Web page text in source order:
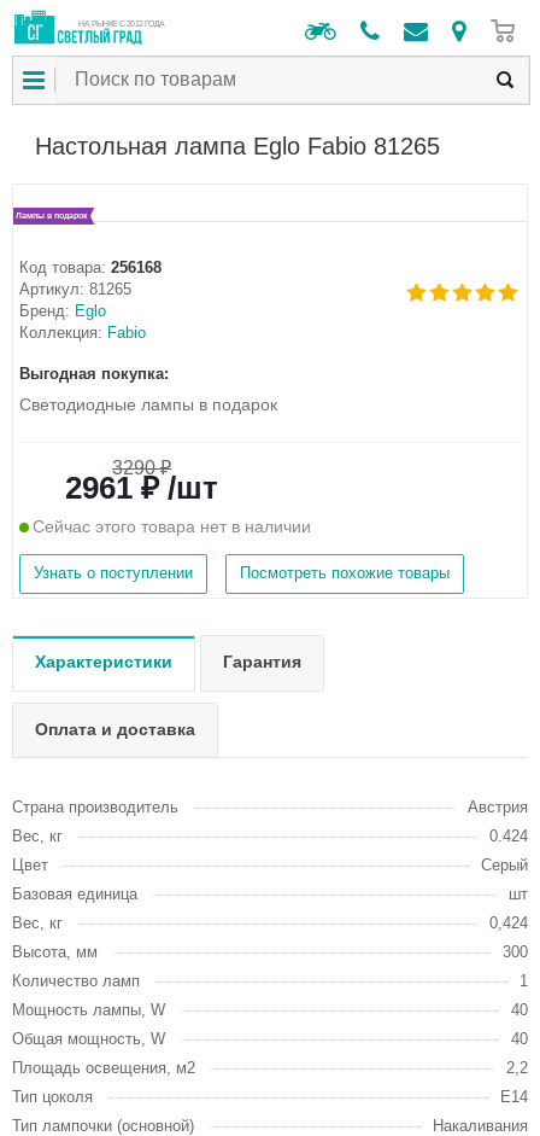
НА РЫНКЕ С 2012 ГОДА
Настольная лампа Eglo Fabio 81265
Лампы в подарок
Код товара: 256168
Артикул: 81265
Бренд: Eglo
Коллекция: Fabio
Выгодная покупка:
Светодиодные лампы в подарок
3290 ₽
2961 ₽ /шт
Сейчас этого товара нет в наличии
Узнать о поступлении Посмотреть похожие товары
Характеристики Гарантия
Оплата и доставка
Страна производитель
Австрия
Вес, кг
0.424
Цвет
Серый
Базовая единица
шт
Вес, кг
0,424
Высота, мм
300
Количество ламп
1
Мощность лампы, W
40
Общая мощность, W
40
Площадь освещения, м2
2,2
Тип цоколя
E14
Тип лампочки (основной)
Накаливания